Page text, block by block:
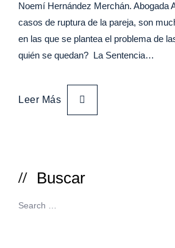
Noemí Hernández Merchán. Abogada
casos de ruptura de la pareja, son
en las que se plantea el problema de
quién se quedan? La Sentencia…
Leer Más
Buscar